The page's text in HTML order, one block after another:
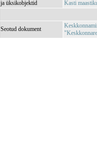
ja üksikobjektid
Kasti
Seotud dokument